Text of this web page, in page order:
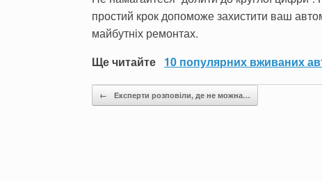
простий крок допоможе захистити ваш
майбутніх ремонтах.
Ще читайте 10 популярних вживаних
Post navigation
← Експерти розповіли, де не можна…